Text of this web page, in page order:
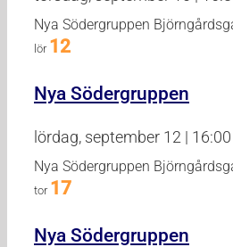
Nya Södergruppen
lör 12
Nya Södergruppen
lördag, september 12 | 16:00
Nya Södergruppen
tor 17
Nya Södergruppen